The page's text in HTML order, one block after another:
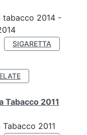
tabacco 2014 -
SIGARETTA
Tabacco 2011
2011